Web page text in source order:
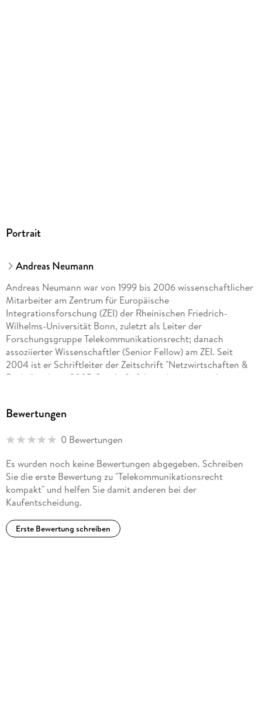
Portrait
Andreas Neumann
Andreas Neumann war von 1999 bis 2006 wissenschaftlicher
Mitarbeiter am Zentrum für Europäische
Integrationsforschung (ZEI) der Rheinischen Friedrich-
Wilhelms-Universität Bonn, zuletzt als Leiter der
Forschungsgruppe Telekommunikationsrecht; danach
assoziierter Wissenschaftler (Senior Fellow) am ZEI. Seit
2004 ist er Schriftleiter der Zeitschrift "Netzwirtschaften &
Recht" und seit 2005 Geschäftsführer des privaten Instituts
Lehrbeauftragter an der Johannes Gutenberg-Universität
Bewertungen
0 Bewertungen
Es wurden noch keine Bewertungen abgegeben. Schreiben
Sie die erste Bewertung zu "Telekommunikationsrecht
kompakt" und helfen Sie damit anderen bei der
Kaufentscheidung.
Erste Bewertung schreiben